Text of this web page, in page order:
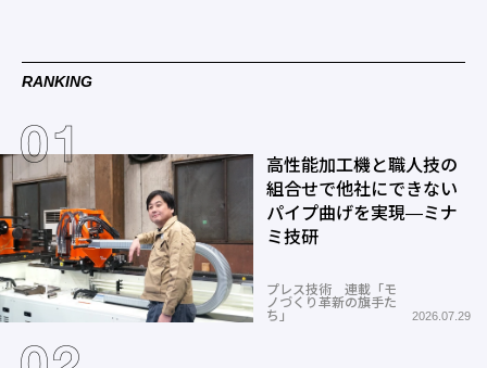
RANKING
高性能加工機と職人技の
組合せで他社にできない
パイプ曲げを実現―ミナ
ミ技研
プレス技術 連載「モ
ノづくり革新の旗手た
ち」
2026.07.29